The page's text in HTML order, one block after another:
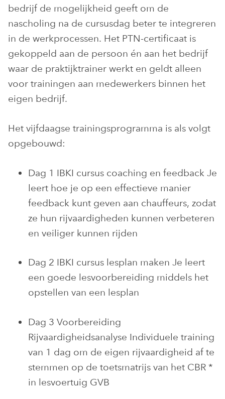
bedrijf de mogelijkheid geeft om de
nascholing na de cursusdag beter te integreren
in de werkprocessen. Het PTN-certificaat is
gekoppeld aan de persoon én aan het bedrijf
waar de praktijktrainer werkt en geldt alleen
voor trainingen aan medewerkers binnen het
eigen bedrijf.
Het vijfdaagse trainingsprogramma is als volgt
opgebouwd:
Dag 1 IBKI cursus coaching en feedback Je
leert hoe je op een effectieve manier
feedback kunt geven aan chauffeurs, zodat
ze hun rijvaardigheden kunnen verbeteren
en veiliger kunnen rijden
Dag 2 IBKI cursus lesplan maken Je leert
een goede lesvoorbereiding middels het
opstellen van een lesplan
Dag 3 Voorbereiding
Rijvaardigheidsanalyse Individuele training
van 1 dag om de eigen rijvaardigheid af te
stemmen op de toetsmatrijs van het CBR *
in lesvoertuig GVB